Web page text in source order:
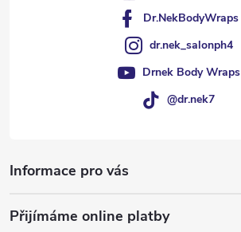
Dr.NekBodyWraps
dr.nek_salonph4
Drnek Body Wraps
@dr.nek7
Informace pro vás
Přijímáme online platby